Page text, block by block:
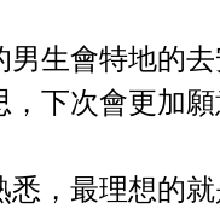
生會特地的
下次會更加願
，最理想的